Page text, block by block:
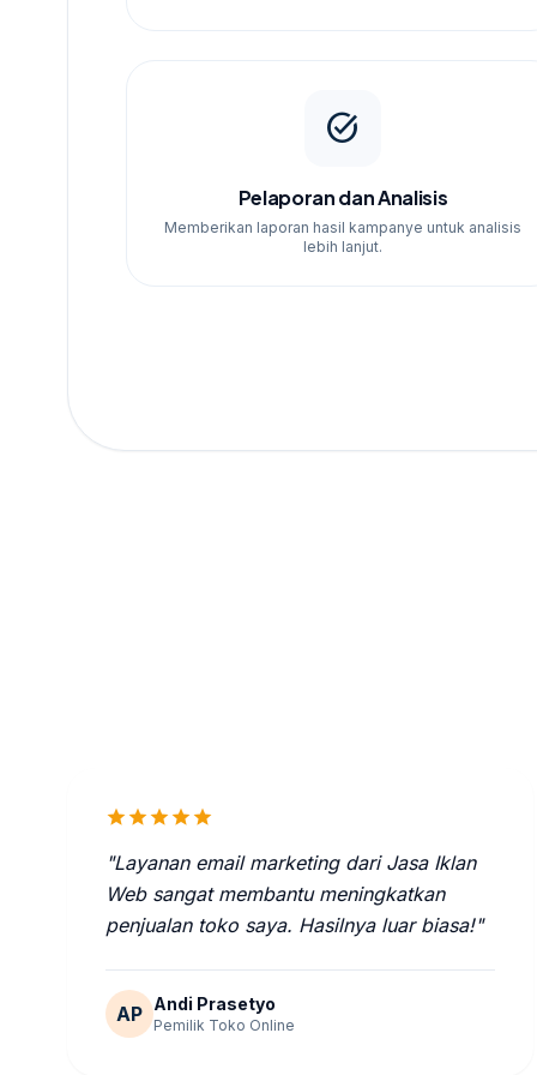
task_alt
Pelaporan dan Analisis
Memberikan laporan hasil kampanye untuk analisis
lebih lanjut.
starstarstarstarstar
"Layanan email marketing dari Jasa Iklan
Web sangat membantu meningkatkan
penjualan toko saya. Hasilnya luar biasa!"
AP Andi Prasetyo
Pemilik Toko Online